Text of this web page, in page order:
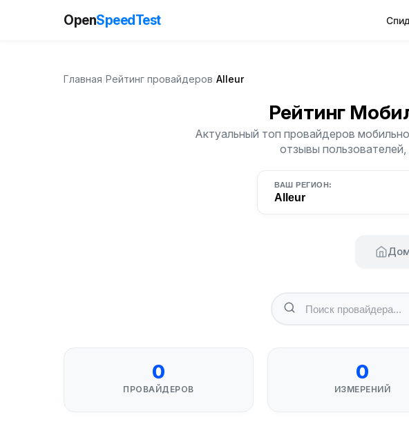
OpenSpeedTest
Главная Рейтинг провайдеров Alleur
Рейтинг
Актуальный топ провайдеров
отзывы
ВАШ РЕГИОН:
Alleur
0
ПРОВАЙДЕРОВ
0
ИЗМЕРЕНИЙ